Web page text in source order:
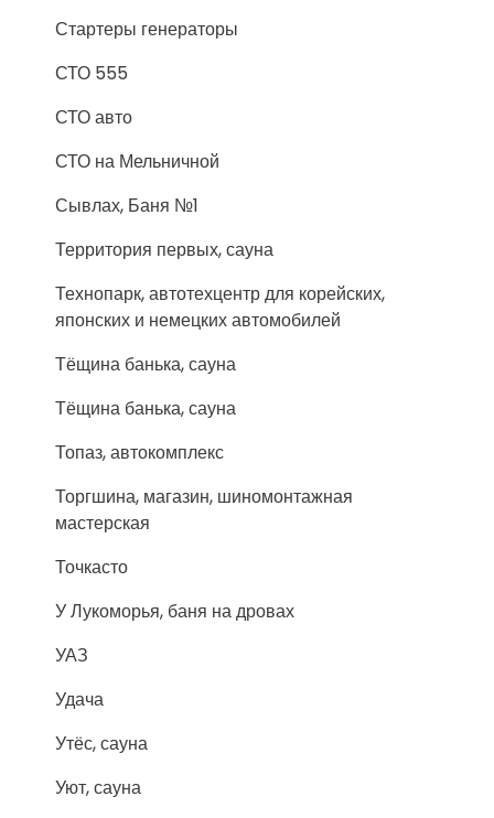
Стартеры генераторы
СТО 555
СТО авто
СТО на Мельничной
Сывлах, Баня №1
Территория первых, сауна
Технопарк, автотехцентр для корейских,
японских и немецких автомобилей
Тёщина банька, сауна
Тёщина банька, сауна
Топаз, автокомплекс
Торгшина, магазин, шиномонтажная
мастерская
Точкасто
У Лукоморья, баня на дровах
УАЗ
Удача
Утёс, сауна
Уют, сауна